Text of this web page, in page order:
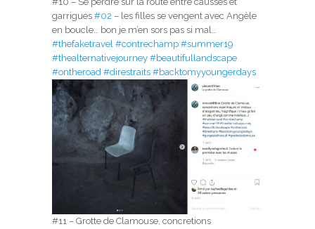
garrigues #02 – les filles se vengent avec Angèle
en boucle… bon je m’en sors pas si mal…
#thefaketravel #contrechamp #summer19
#thealternativejourney #beautifullandscape
#ontheroad #direstraits #backtomyyoungerdays
#11 – Grotte de Clamouse, concretions